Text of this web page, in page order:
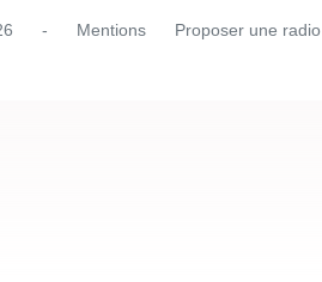
- Mentions Proposer une radio